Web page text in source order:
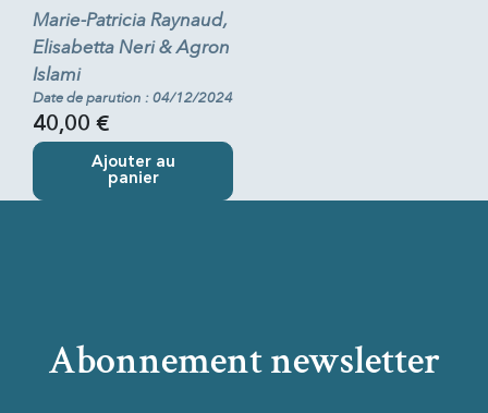
Marie-Patricia Raynaud,
Elisabetta Neri & Agron
Islami
Date de parution : 04/12/2024
40,00 €
Ajouter au
panier
Abonnement newsletter